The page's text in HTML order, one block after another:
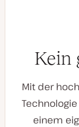
Kein
Mit der
einem